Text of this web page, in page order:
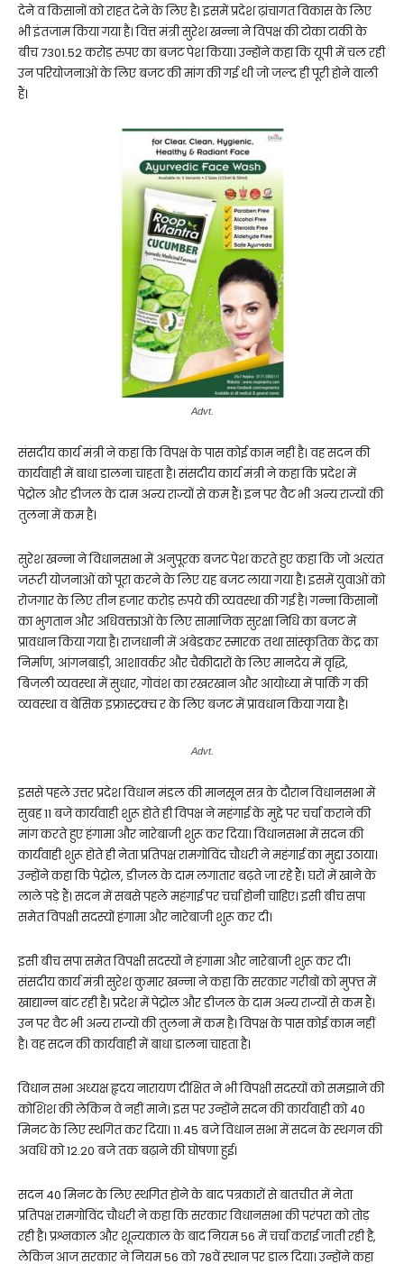
देने व किसानों को राहत देने के लिए है। इसमें प्रदेश ढ़ांचागत विकास के लिए
भी इंतजाम किया गया है। वित्त मंत्री सुरेश खन्ना ने विपक्ष की टोका टाकी के
बीच 7301.52 करोड़ रुपए का बजट पेश किया। उन्होंने कहा कि यूपी में चल रही
उन परियोजनाओं के लिए बजट की मांग की गई थी जो जल्द ही पूरी होने वाली
हैं।
Advt.
संसदीय कार्य मंत्री ने कहा कि विपक्ष के पास कोई काम नहीं है। वह सदन की
कार्यवाही में बाधा डालना चाहता है। संसदीय कार्य मंत्री ने कहा कि प्रदेश में
पेट्रोल और डीजल के दाम अन्य राज्यों से कम हैं। इन पर वैट भी अन्य राज्यों की
तुलना में कम है।
सुरेश खन्ना ने विधानसभा में अनुपूरक बजट पेश करते हुए कहा कि जो अत्यंत
जरूरी योजनाओं को पूरा करने के लिए यह बजट लाया गया है। इसमें युवाओं को
रोजगार के लिए तीन हजार करोड़ रुपये की व्यवस्था की गई है। गन्ना किसानों
का भुगतान और अधिवक्ताओं के लिए सामाजिक सुरक्षा निधि का बजट में
प्रावधान किया गया है। राजधानी में अंबेडकर स्मारक तथा सांस्कृतिक केंद्र का
निर्माण, आंगनबाड़ी, आशावर्कर और चैकीदारों के लिए मानदेय में वृद्धि,
बिजली व्यवस्था में सुधार, गोवंश का रखरखान और आयोध्या में पार्किं ग की
व्यवस्था व बेसिक इफ्रास्ट्रक्च र के लिए बजट में प्रावधान किया गया है।
Advt.
इससे पहले उत्तर प्रदेश विधान मंडल की मानसून सत्र के दौरान विधानसभा में
सुबह 11 बजे कार्यवाही शुरू होते ही विपक्ष ने महंगाई के मुद्दे पर चर्चा कराने की
मांग करते हुए हंगामा और नारेबाजी शुरू कर दिया। विधानसभा में सदन की
कार्यवाही शुरू होते ही नेता प्रतिपक्ष रामगोविंद चौधरी ने महंगाई का मुद्दा उठाया।
उन्होंने कहा कि पेट्रोल, डीजल के दाम लगातार बढ़ते जा रहे हैं। घरों में खाने के
लाले पड़े हैं। सदन में सबसे पहले महंगाई पर चर्चा होनी चाहिए। इसी बीच सपा
समेत विपक्षी सदस्यों हंगामा और नारेबाजी शुरू कर दी।
इसी बीच सपा समेत विपक्षी सदस्यों ने हंगामा और नारेबाजी शुरू कर दी।
संसदीय कार्य मंत्री सुरेश कुमार खन्ना ने कहा कि सरकार गरीबों को मुफ्त में
खाद्यान्न बांट रही है। प्रदेश में पेट्रोल और डीजल के दाम अन्य राज्यों से कम हैं।
उन पर वैट भी अन्य राज्यों की तुलना में कम है। विपक्ष के पास कोई काम नहीं
है। वह सदन की कार्यवाही में बाधा डालना चाहता है।
विधान सभा अध्यक्ष हृदय नारायण दीक्षित ने भी विपक्षी सदस्यों को समझाने की
कोशिश की लेकिन वे नहीं माने। इस पर उन्होंने सदन की कार्यवाही को 40
मिनट के लिए स्थगित कर दिया। 11.45 बजे विधान सभा में सदन के स्थगन की
अवधि को 12.20 बजे तक बढ़ाने की घोषणा हुई।
सदन 40 मिनट के लिए स्थगित होने के बाद पत्रकारों से बातचीत में नेता
प्रतिपक्ष रामगोविंद चौधरी ने कहा कि सरकार विधानसभा की परंपरा को तोड़
रही है। प्रश्नकाल और शून्यकाल के बाद नियम 56 में चर्चा कराई जाती रही है,
लेकिन आज सरकार ने नियम 56 को 78वें स्थान पर डाल दिया। उन्होंने कहा